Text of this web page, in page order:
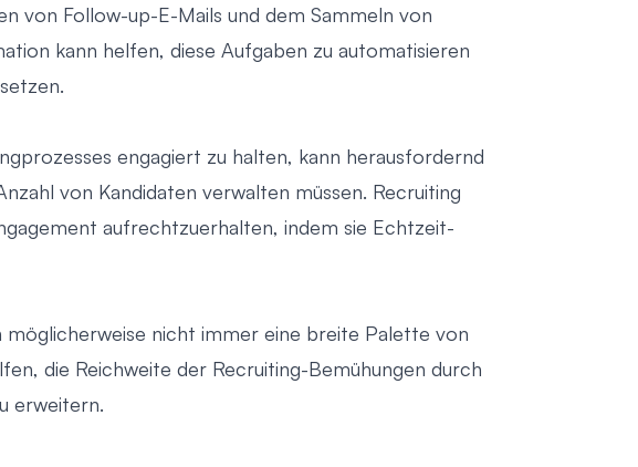
von Follow-up-E-Mails und dem Sammeln von
kann helfen, diese Aufgaben zu automatisieren
engagiert zu halten, kann herausfordernd
von Kandidaten verwalten müssen. Recruiting
aufrechtzuerhalten, indem sie Echtzeit-
nicht immer eine breite Palette von
die Reichweite der Recruiting-Bemühungen durch
erweitern.